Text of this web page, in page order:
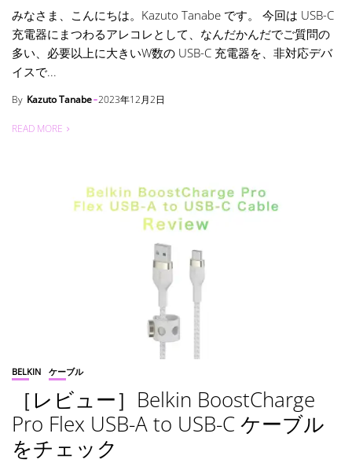
みなさま、こんにちは。Kazuto Tanabe です。 今回は USB-C
充電器にまつわるアレコレとして、なんだかんだでご質問の
多い、必要以上に大きいW数の USB-C 充電器を、非対応デバ
イスで...
By Kazuto Tanabe 2023年12月2日
READ MORE
BELKIN ケーブル
［レビュー］Belkin BoostCharge
Pro Flex USB-A to USB-C ケーブル
をチェック